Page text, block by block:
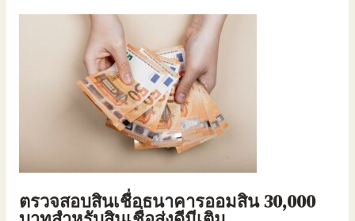
ตรวจสอบสินเชื่อธนาคารออมสิน 30,000